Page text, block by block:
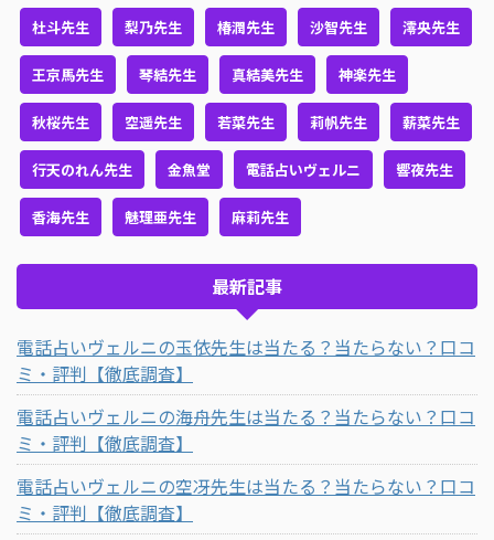
杜斗先生 梨乃先生 椿潤先生 沙智先生 澪央先生
王京馬先生 琴結先生 真結美先生 神楽先生
秋桜先生 空遥先生 若菜先生 莉帆先生 薪菜先生
行天のれん先生 金魚堂 電話占いヴェルニ 響夜先生
香海先生 魅理亜先生 麻莉先生
最新記事
電話占いヴェルニの玉依先生は当たる？当たらない？口コ
ミ・評判【徹底調査】
電話占いヴェルニの海舟先生は当たる？当たらない？口コ
ミ・評判【徹底調査】
電話占いヴェルニの空冴先生は当たる？当たらない？口コ
ミ・評判【徹底調査】